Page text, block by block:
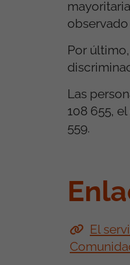
observado
Por
Las
108 655,
559.
El